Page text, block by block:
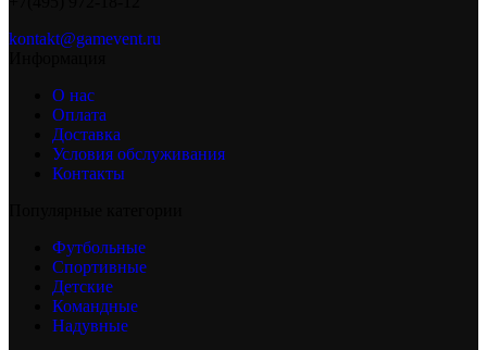
kontakt@gamevent.ru
О нас
Оплата
Доставка
Условия обслуживания
Контакты
Футбольные
Спортивные
Детские
Командные
Надувные